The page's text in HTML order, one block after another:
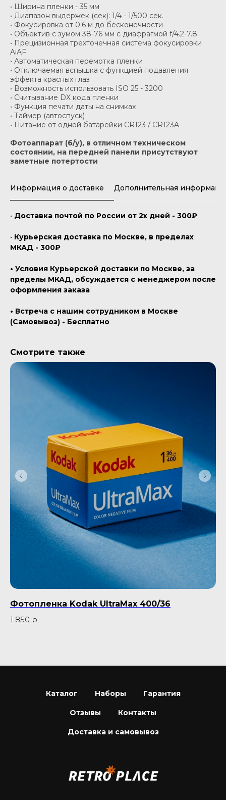
• Ширина пленки - 35 мм
• Диапазон выдержек (сек): 1/4 - 1/500 сек.
• Фокусировка от 0.6 м до бесконечности
• Объектив с зумом 38-76 мм с диафрагмой f/4.2-7.8
• Прецизионная трехточечная система фокусировки
AiAF
• Автоматическая перемотка пленки
• Отключаемая вспышка с функцией подавления
эффекта красных глаз
• Возможность использовать ISO 25 - 3200
• Считывание DX кода пленки
• Функция печати даты на снимках
• Таймер (автоспуск)
• Питание от одной батарейки CR123 / CR123A
Фотоаппарат (б/у), в отличном техническом
состоянии, на передней панели присутствуют
заметные потертости
Информация о доставке Дополнительная
• Доставка почтой по России от 2х дней - 300₽
• Курьерская доставка по Москве, в пределах
МКАД - 300₽
• Условия Курьерской доставки по Москве, за
пределы МКАД, обсуждается с менеджером после
оформления заказа
• Встреча с нашим сотрудником в Москве
(Самовывоз) - Бесплатно
Смотрите также
Фотопленка Kodak UltraMax 400/36
1 850 р.
Каталог Наборы Гарантия
Отзывы Контакты
Доставка и самовывоз